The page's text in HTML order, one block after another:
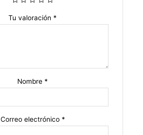
Tu valoración *
Nombre *
Correo electrónico *